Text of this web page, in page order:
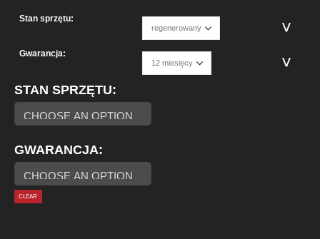
Stan sprzętu:
Gwarancja:
STAN SPRZĘTU
GWARANCJA
CLEAR